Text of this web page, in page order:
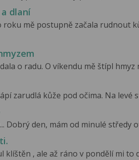
dlaní
mě postupně začala rudnout
o radu. O víkendu mě štípl hmyz
zarudlá kůže pod očima. Na levé
Dobrý den, mám od minulé středy
klíštěn , ale až ráno v pondělí mi to